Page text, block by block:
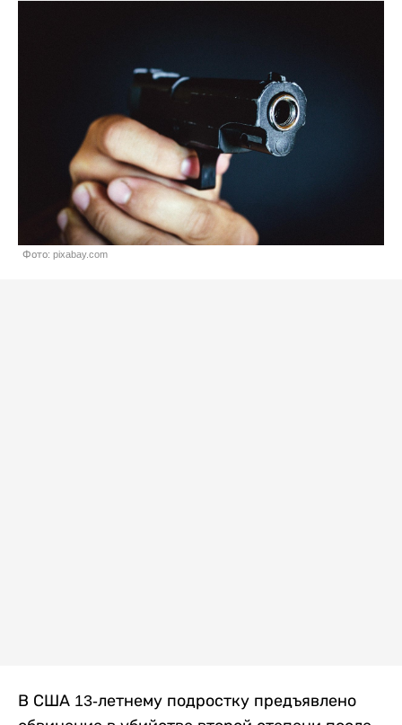
Фото: pixabay.com
В США 13-летнему подростку предъявлено